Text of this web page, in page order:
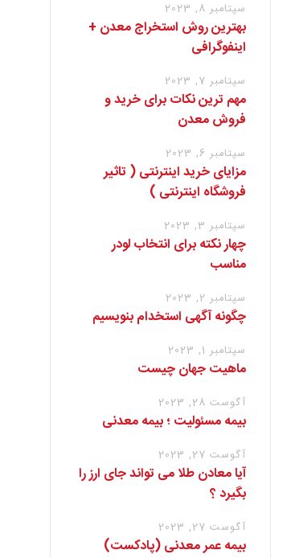
سپتامبر 8, 2023
بهترین روش استخراج معدن +
اینفوگرافی
سپتامبر 7, 2023
مهم ترین نکات برای خرید و
فروش معدن
سپتامبر 6, 2023
مزایای خرید اینترنتی ( تاثیر
فروشگاه اینترنتی )
سپتامبر 3, 2023
چهار نکته برای انتخاب لودر
مناسب
سپتامبر 2, 2023
چگونه آگهی استخدام بنویسیم
سپتامبر 1, 2023
ماهیت جهان چیست
آگوست 28, 2023
بیمه مسئولیت ؛ بیمه معدنی
آگوست 27, 2023
آیا معادن طلا می تواند جای ارز را
بگیرد ؟
آگوست 27, 2023
بیمه عمر معدنی (پادکست)